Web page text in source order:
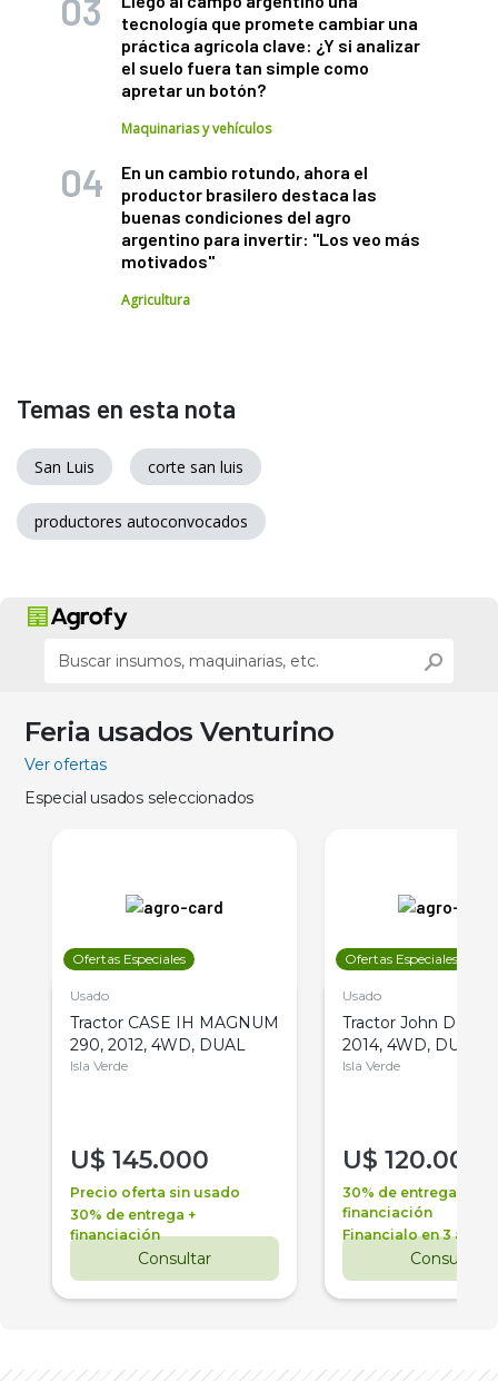
tecnología que promete cambiar una
práctica agrícola clave: ¿Y si analizar
el suelo fuera tan simple como
apretar un botón?
Maquinarias y vehículos
En un cambio rotundo, ahora el
productor brasilero destaca las
buenas condiciones del agro
argentino para invertir: "Los veo más
motivados"
Agricultura
Temas en esta nota
San Luis corte san luis
productores autoconvocados
Feria usados Venturino
Ver ofertas
Especial usados seleccionados
Ofertas Especiales
Usado
Tractor CASE IH MAGNUM
290, 2012, 4WD, DUAL
Isla Verde
U$ 145.000
Precio oferta sin usado
30% de entrega +
financiación
Consultar
Ofertas Especiales
Usado
Tractor John Deere
2014, 4WD, DUAL
Isla Verde
U$ 120.000
30% de entrega +
financiación
Financialo en 3 años
Consultar